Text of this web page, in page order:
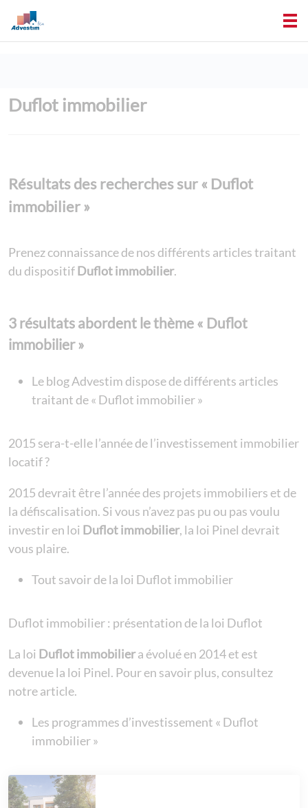
Duflot immobilier
Résultats des recherches sur « Duflot
immobilier »
Prenez connaissance de nos différents articles traitant
du dispositifDuflot immobilier.
3 résultats abordent le thème « Duflot
immobilier »
Le blog Advestim dispose de différents articles
traitant de « Duflot immobilier »
2015 sera-t-elle l’année de l’investissement immobilier
locatif ?
2015 devrait être l’année des projets immobiliers et de
la défiscalisation. Si vous n’avez pas pu ou pas voulu
investir en loi Duflot immobilier, la loi Pinel devrait
vous plaire.
Tout savoir de la loi Duflot immobilier
Duflot immobilier : présentation de la loi Duflot
La loi Duflot immobiliera évolué en 2014 et est
devenue la loi Pinel. Pour en savoir plus, consultez
notre article.
Les programmes d’investissement « Duflot
immobilier »